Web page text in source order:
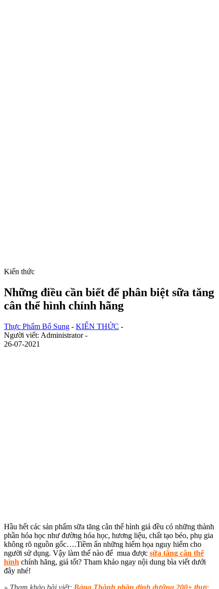
Kiến thức
Những điều cần biết để phân biệt sữa tăng
cân thể hình chính hãng
Thực Phẩm Bổ Sung - KIẾN THỨC -
Người viết: Administrator -
26-07-2021
Hầu hết các sản phẩm sữa tăng cân thể hình giả đều có những thành
phần hóa học như đường hóa học, hương liệu, chất tạo béo, phụ gia
không rõ nguồn gốc….Tiềm ẩn những hiểm họa nguy hiểm cho
người sử dụng. Vậy làm thế nào để mua được sữa tăng cân thể
hình chính hãng, giá tốt? Tham khảo ngay nội dung bìa viết dưới
đây nhé!
» Tham khảo bài viết: Bảng Thành phần dinh dướng 200+ thực